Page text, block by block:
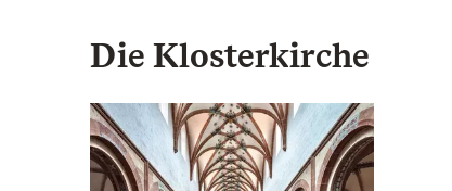
Die Klosterkirche